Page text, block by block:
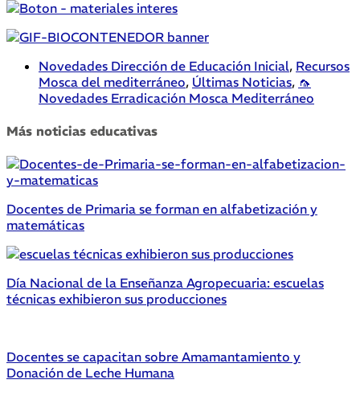
Novedades Dirección de Educación Inicial, Recursos
Mosca del mediterráneo, Últimas Noticias, 🦟
Novedades Erradicación Mosca Mediterráneo
Más noticias educativas
Docentes de Primaria se forman en alfabetización y
matemáticas
Día Nacional de la Enseñanza Agropecuaria: escuelas
técnicas exhibieron sus producciones
Docentes se capacitan sobre Amamantamiento y
Donación de Leche Humana